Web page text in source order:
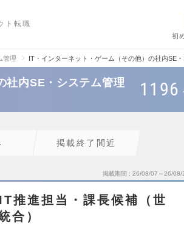
ト転職
初
管理 IT・インターネット・ゲーム（その他）の社内SE
社内SE・システム管理
1196
掲載終了間近
掲載期間 26/08/07～26/08/
推進担当・課長候補（世
合）